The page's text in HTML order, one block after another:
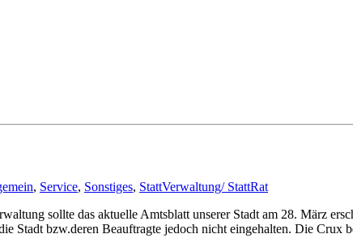
, Service, Sonstiges, StattVerwaltung/ StattRat
sollte das aktuelle Amtsblatt unserer Stadt am 28. März
Stadt bzw.deren Beauftragte jedoch nicht eingehalten. Die